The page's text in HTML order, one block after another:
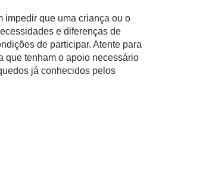
impedir que uma criança ou o
e diferenças de
de participar. Atente para
que tenham o apoio necessário
já conhecidos pelos